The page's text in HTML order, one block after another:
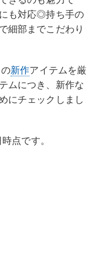
も対応◎持ち手の
細部までこだわり
新作アイテムを厳
ムにつき、新作な
にチェックしまし
点です。